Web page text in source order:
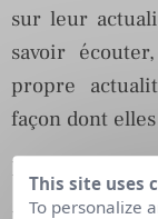
sur leur
savoir
propre
façon dont
Ensuite vient le
This site uses
To personalize